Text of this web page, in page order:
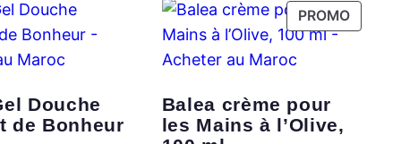
Douche
de Bonheur
PROMO
Balea crème pour
les Mains à l’Olive,